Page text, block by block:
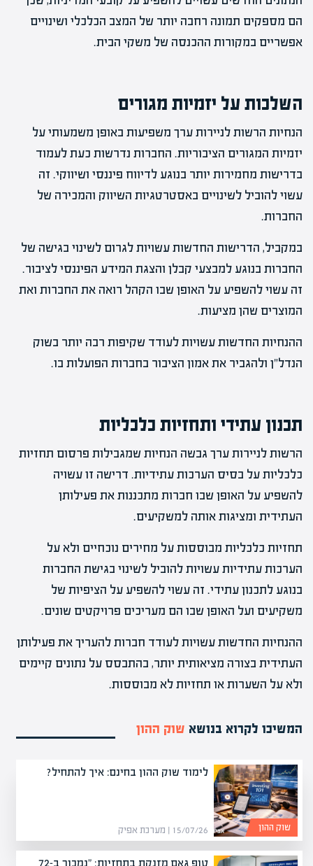
הם מספקים תמונה רחבה יותר של המצב הכלכלי ושינויים
אפשריים במקורות ההכנסה של משקי הבית.
השלכות על יזמיות מגורים
הנחיות הרשות לניירות ערך משפיעות באופן משמעותי על
יזמיות המגורים הציבוריות. החברות נדרשות כעת לעמוד
בדרישות מחמירות יותר בנוגע לדיווח פיננסי ושיווקי. זה
עשוי להוביל לשינויים באסטרטגיות השיווק והמכירה של
החברות.
במקביל, הדרישות החדשות עשויות לגרום לשינוי בגישה של
החברות בנוגע למבצעי קבלן והצגת המידע הפיננסי לציבור.
זה עשוי להשפיע על האופן שבו הקהל רואה את החברות ואת
המוצרים שהן מציעות.
ההנחיות החדשות עשויות לעודד שקיפות רבה יותר בשוק
הנדל"ן ולהגביר את אמון הציבור בחברות הפועלות בו.
תכנון עתידי ותחזיות כלכליות
הרשות לניירות ערך גבשה הנחיות שמגבילות פרסום תחזיות
כלכליות על בסיס הערכות עתידיות. דרישה זו עשויה
להשפיע על האופן שבו חברות מתכננות את פעילותן
העתידית ומציגות אותה למשקיעים.
תחזיות כלכליות מבוססות על מחירים נוכחיים ולא על
הערכות עתידיות עשויות להוביל לשינוי בגישת החברות
בנוגע לתכנון עתידי. זה עשוי להשפיע על הציפיות של
משקיעים ועל האופן שבו הם מעריכים פרויקטים שונים.
ההנחיות החדשות עשויות לעודד חברות להעריך את פעילותן
העתידית בצורה מציאותית יותר, בהתבסס על נתונים קיימים
ולא על השערות או תחזיות לא מבוססות.
המשיכו לקרוא בנושא שוק ההון
לימוד שוק ההון בחינם: איך להתחיל?
15/07/26 | מערכת אפיק שוק ההון
טופ גאם מזנקת בתחזיות: "נמכור ב-72